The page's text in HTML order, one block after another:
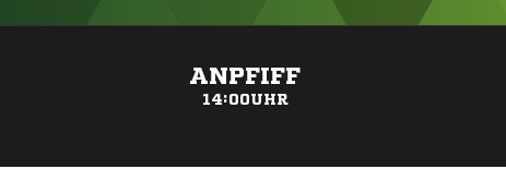
ANPFIFF
14:00UHR